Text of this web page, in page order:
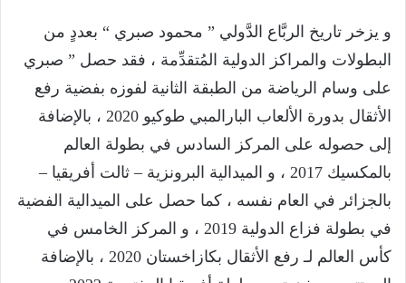
و يزخر تاريخ الربَّاع الدَّولي ” محمود صبري “ بعددٍ من
البطولات والمراكز الدولية المُتقدِّمة ، فقد حصل ” صبري
على وسام الرياضة من الطبقة الثانية لفوزه بفضية رفع
الأثقال بدورة الألعاب البارالمبي طوكيو 2020 ، بالإضافة
إلى حصوله على المركز السادس في بطولة العالم
بالمكسيك 2017 ، و الميدالية البرونزية – ثالت أفريقيا –
بالجزائر في العام نفسه ، كما حصل على الميدالية الفضية
في بطولة فزاع الدولية 2019 ، و المركز الخامس في
كأس العالم لـ رفع الأثقال بكازاخستان 2020 ، بالإضافة